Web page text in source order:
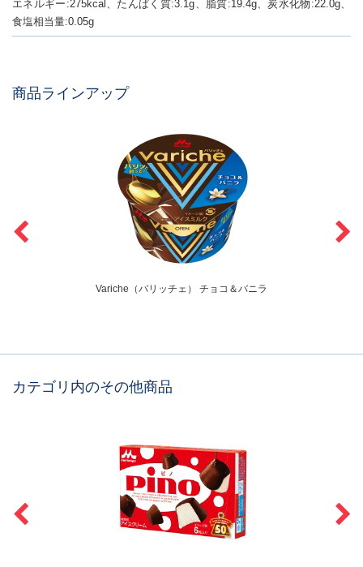
エネルギー:275kcal、たんぱく質:3.1g、脂質:19.4g、炭水化物:22.0g、
食塩相当量:0.05g
商品ラインアップ
Variche（バリッチェ） チョコ＆バニラ
カテゴリ内のその他商品